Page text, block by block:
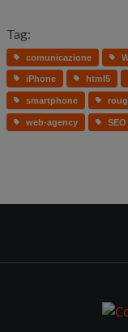
Tag:
comunicazione
iPhone html5
smartphone
web-agency SEO